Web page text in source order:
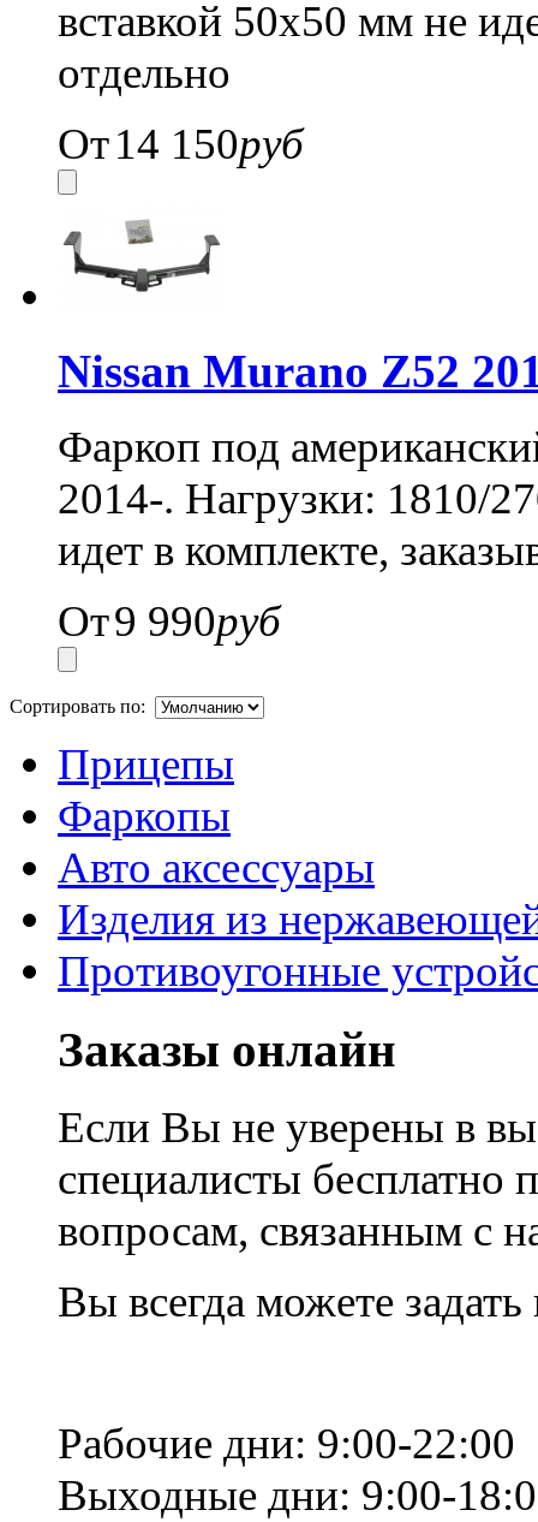
вставкой 50x50 мм не
отдельно
От14 150руб
Nissan Murano Z52
Фаркоп под
2014-. Нагрузки: 1810/
идет в комплекте,
От9 990руб
Сортировать по:
Прицепы
Фаркопы
Авто аксессуары
Изделия из
Противоугонные
Заказы онлайн
Если Вы не уверены в
специалисты
вопросам, связанным с
Вы всегда можете
Рабочие дни: 9:00-22:00
Выходные дни: 9:00-